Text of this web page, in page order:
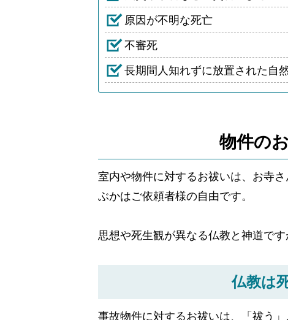
原因が不明な死亡
不審死
長期間人知れずに放置された自
物件の
室内や物件に対するお祓いは、お寺
ぶかはご依頼者様の自由です。
思想や死生観が異なる仏教と神道で
仏教は
事故物件に対するお祓いは、「祓う